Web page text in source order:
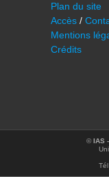
Plan du site
Accès /
Mentions
Crédits
©IAS
Tél